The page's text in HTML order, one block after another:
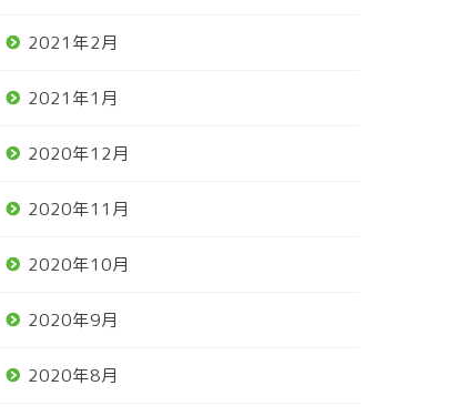
2021年2月
2021年1月
2020年12月
2020年11月
2020年10月
2020年9月
2020年8月